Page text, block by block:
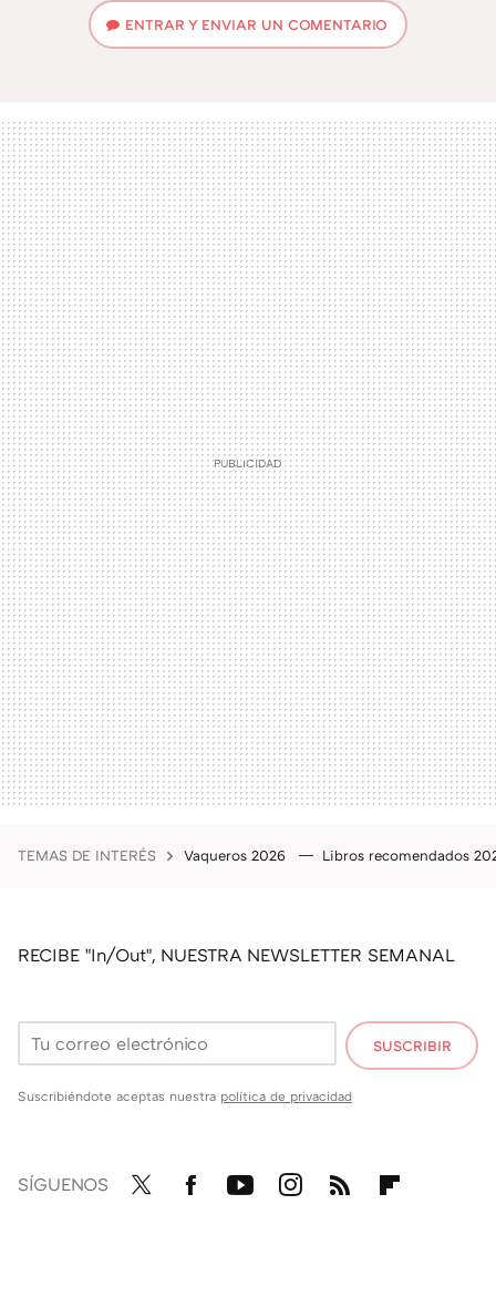
ENTRAR Y ENVIAR UN COMENTARIO
TEMAS DE INTERÉS Vaqueros 2026 Libros recomendados
RECIBE "In/Out", NUESTRA NEWSLETTER SEMANAL
SUSCRIBIR
Suscribiéndote aceptas nuestra política de privacidad
SÍGUENOS